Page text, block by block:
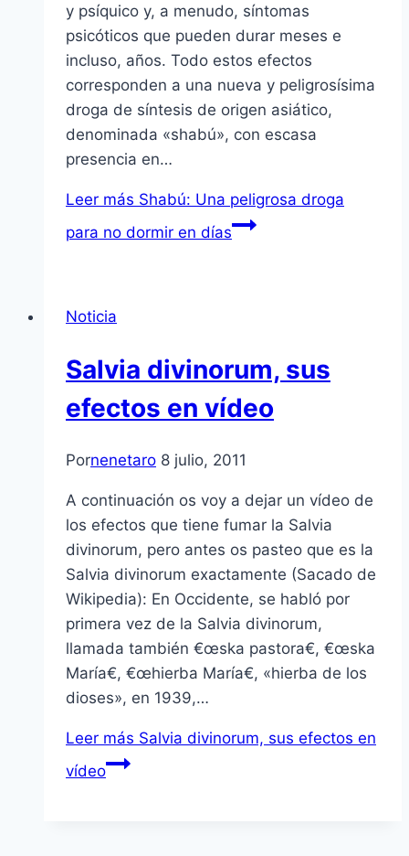
y psí­quico y, a menudo, sí­ntomas
psicóticos que pueden durar meses e
incluso, años. Todo estos efectos
corresponden a una nueva y peligrosí­sima
droga de sí­ntesis de origen asiático,
denominada «shabú», con escasa
presencia en…
Leer más Shabú: Una peligrosa droga
para no dormir en dí­as
Noticia
Salvia divinorum, sus
efectos en ví­deo
Pornenetaro 8 julio, 2011
A continuación os voy a dejar un ví­deo de
los efectos que tiene fumar la Salvia
divinorum, pero antes os pasteo que es la
Salvia divinorum exactamente (Sacado de
Wikipedia): En Occidente, se habló por
primera vez de la Salvia divinorum,
llamada también €œska pastora€, €œska
Marí­a€, €œhierba Marí­a€, «hierba de los
dioses», en 1939,…
Leer más Salvia divinorum, sus efectos en
ví­deo